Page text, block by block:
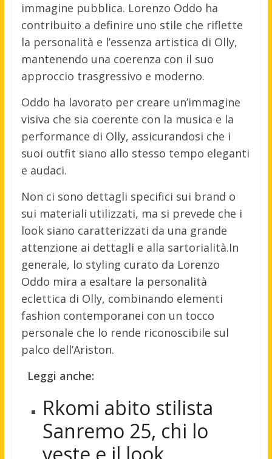
immagine pubblica. Lorenzo Oddo ha
contribuito a definire uno stile che riflette
la personalità e l’essenza artistica di Olly,
mantenendo una coerenza con il suo
approccio trasgressivo e moderno.
Oddo ha lavorato per creare un’immagine
visiva che sia coerente con la musica e la
performance di Olly, assicurandosi che i
suoi outfit siano allo stesso tempo eleganti
e audaci.
Non ci sono dettagli specifici sui brand o
sui materiali utilizzati, ma si prevede che i
look siano caratterizzati da una grande
attenzione ai dettagli e alla sartorialità.In
generale, lo styling curato da Lorenzo
Oddo mira a esaltare la personalità
eclettica di Olly, combinando elementi
fashion contemporanei con un tocco
personale che lo rende riconoscibile sul
palco dell’Ariston.
Leggi anche:
Rkomi abito stilista
Sanremo 25, chi lo